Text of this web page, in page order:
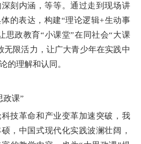
刻内涵，等等。通过走到现场讲
的表达，构建“理论逻辑+生动事
思政教育“小课堂”在同社会“大课
无限活力，让广大青少年在实践中
的理解和认同。
课”
革命和产业变革加速突破，我
，中国式现代化实践波澜壮阔，